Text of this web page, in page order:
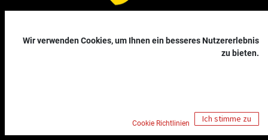
Haben Sie Fragen? Anregungen?
Wir verwenden Cookies, um Ihnen ein besseres Nutzererlebnis
zu bieten.
Cookie Richtlinien Ich stimme zu